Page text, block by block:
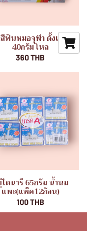
ฟันหมอจุฬา ดั้งเดิม
40กรัม โหล
360 THB
ดนารี 65กรัม น้ำนม
แพะ(แพ็ค12ก้อน)
100 THB